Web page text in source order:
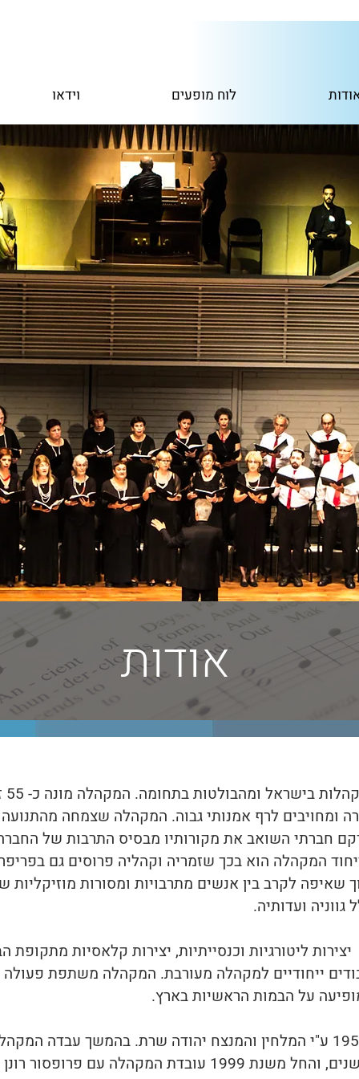
לוח מופעים וידאו
אודות
ומחויבים לרף אמנותי גבוה. המקהלה שצמחה
חברתי השואב את מקורותיו מבסיס התרבות של
המקהלה הוא בכך שזמריה וקהליה פרוסים גם
שאיפה לקרב בין אנשים מתרבויות ומסורות מוזיקליות
ועדותיה.
ליטורגיות וכנסייתיות, יצירות קלאסיות מתקופת
ייחודיים למקהלה מעורבת. המקהלה משתפת
על הבמות הראשיות בארץ.
מקהלת האיחוד נוסדה בשנת 1955 ע"י המלחין והמנצח יהודה שרת. בהמשך
פרופסור אבנר איתי במשך 35 שנים, והחל משנת 1999 עובדת